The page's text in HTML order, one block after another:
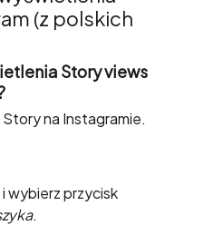
(z polskich
Story views
na Instagramie.
wybierz przycisk
.